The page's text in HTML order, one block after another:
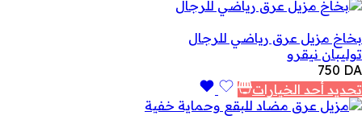
بخاخ مزيل عرق رياضي للرجال
توليبان نيقرو
750 DA
تحديد أحد الخيارات